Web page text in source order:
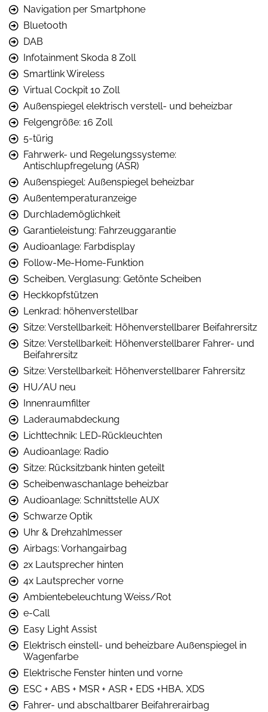
Navigation per Smartphone
Bluetooth
DAB
Infotainment Skoda 8 Zoll
Smartlink Wireless
Virtual Cockpit 10 Zoll
Außenspiegel elektrisch verstell- und beheizbar
Felgengröße: 16 Zoll
5-türig
Fahrwerk- und Regelungssysteme:
Antischlupfregelung (ASR)
Außenspiegel: Außenspiegel beheizbar
Außentemperaturanzeige
Durchlademöglichkeit
Garantieleistung: Fahrzeuggarantie
Audioanlage: Farbdisplay
Follow-Me-Home-Funktion
Scheiben, Verglasung: Getönte Scheiben
Heckkopfstützen
Lenkrad: höhenverstellbar
Sitze: Verstellbarkeit: Höhenverstellbarer Beifahrersitz
Sitze: Verstellbarkeit: Höhenverstellbarer Fahrer- und
Beifahrersitz
Sitze: Verstellbarkeit: Höhenverstellbarer Fahrersitz
HU/AU neu
Innenraumfilter
Laderaumabdeckung
Lichttechnik: LED-Rückleuchten
Audioanlage: Radio
Sitze: Rücksitzbank hinten geteilt
Scheibenwaschanlage beheizbar
Audioanlage: Schnittstelle AUX
Schwarze Optik
Uhr & Drehzahlmesser
Airbags: Vorhangairbag
2x Lautsprecher hinten
4x Lautsprecher vorne
Ambientebeleuchtung Weiss/Rot
e-Call
Easy Light Assist
Elektrisch einstell- und beheizbare Außenspiegel in
Wagenfarbe
Elektrische Fenster hinten und vorne
ESC + ABS + MSR + ASR + EDS +HBA, XDS
Fahrer- und abschaltbarer Beifahrerairbag